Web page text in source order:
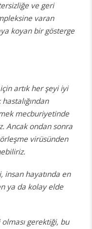
ve geri
varan
koyan bir gösterge
artık her şeyi iyi
mecburiyetinde
Ancak ondan sonra
virüsünden
insan hayatında en
ya da kolay elde
gerektiği, bu